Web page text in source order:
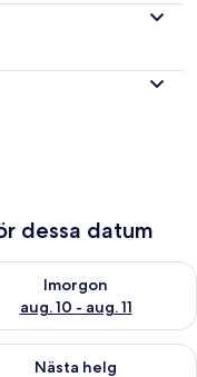
dessa datum
9 - aug. 10
Imorgon
aug. 10 - aug. 11
tillgängligheten
helgen aug. 14 - aug.
Nästa helg
tillgängligheten